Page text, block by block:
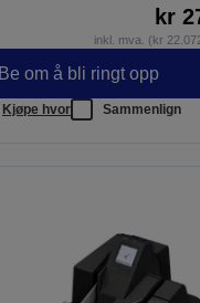
kr
inkl. mva. (kr
Be om å bli ringt opp
Kjøpe hvor Sammenlign